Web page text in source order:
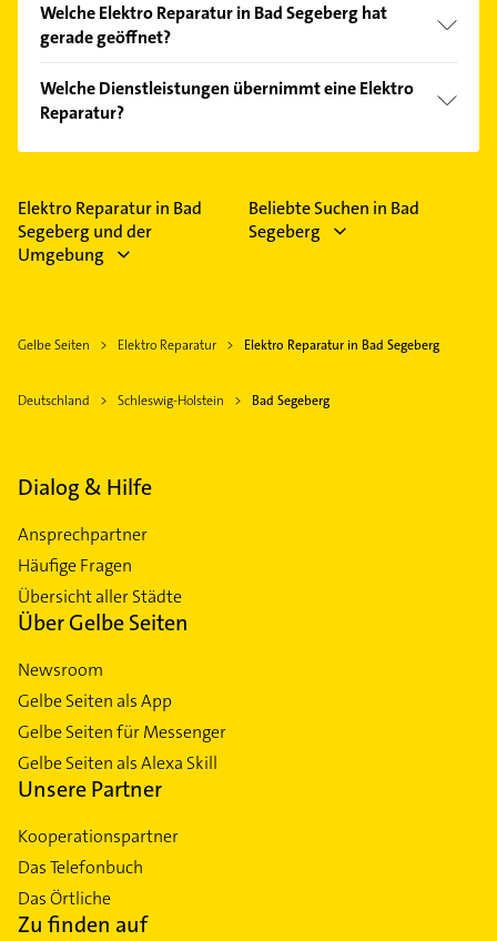
Kundenmeinungen und profitieren Sie von den
Empfehlungen. Die Suchergebnisse können Sie sich
Welche Elektro Reparatur in Bad Segeberg hat
gerade geöffnet?
Bitte beachten Sie, dass diese an Sonn- und
Feiertagen abweichen können.
Welche Dienstleistungen übernimmt eine Elektro
Reparatur?
Folgende Leistungen werden angeboten:
Kabelverlegung, elektrische Installationen und
Elektroinstallationen.
Elektro Reparatur in Bad
Segeberg und der
Umgebung
Beliebte Suchen in Bad
Segeberg
Gelbe Seiten Elektro Reparatur Elektro Reparatur in Bad Segeberg
Deutschland Schleswig-Holstein Bad Segeberg
Dialog & Hilfe
Ansprechpartner
Häufige Fragen
Übersicht aller Städte
Über Gelbe Seiten
Newsroom
Gelbe Seiten als App
Gelbe Seiten für Messenger
Gelbe Seiten als Alexa Skill
Unsere Partner
Kooperationspartner
Das Telefonbuch
Das Örtliche
Zu finden auf